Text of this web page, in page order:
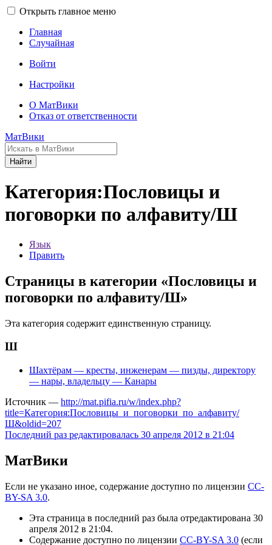
Открыть главное меню
Главная
Случайная
Войти
Настройки
О МатВики
Отказ от ответственности
МатВики
Найти
Категория:Пословицы и
поговорки по алфавиту/Ш
Язык
Править
Страницы в категории «Пословицы и
поговорки по алфавиту/Ш»
Эта категория содержит единственную страницу.
Ш
Шахтёрам — кресты, инженерам — пизды, директору
— нары, владельцу — Канары
Источник — http://mat.pifia.ru/w/index.php?
title=Категория:Пословицы_и_поговорки_по_алфавиту/
Ш&oldid=207
Последний раз редактировалась 30 апреля 2012 в 21:04
МатВики
Если не указано иное, содержание доступно по лицензии CC-
BY-SA 3.0.
Эта страница в последний раз была отредактирована 30
апреля 2012 в 21:04.
Содержание доступно по лицензии CC-BY-SA 3.0 (если